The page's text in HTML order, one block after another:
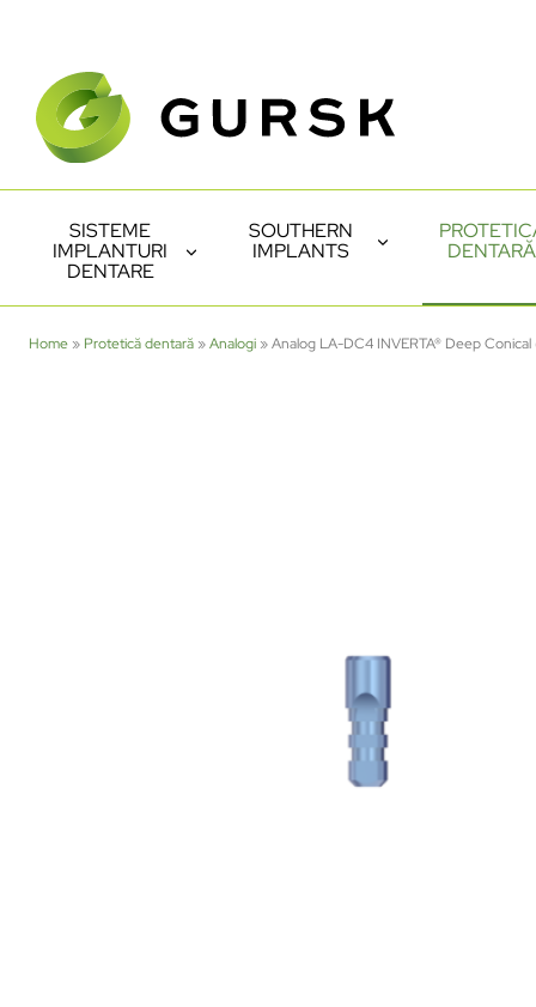
SISTEME
IMPLANTURI
DENTARE
SOUTHERN
IMPLANTS
DENTARĂ
Home » Protetică dentară »Analogi »Analog LA-DC4 INVERTA® Deep